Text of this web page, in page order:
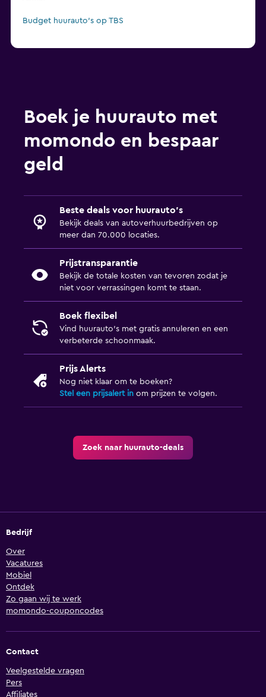
Budget huurauto's op TBS
Boek je huurauto met
momondo en bespaar
geld
Beste deals voor huurauto's
Bekijk deals van autoverhuurbedrijven op
meer dan 70.000 locaties.
Prijstransparantie
Bekijk de totale kosten van tevoren zodat je
niet voor verrassingen komt te staan.
Boek flexibel
Vind huurauto's met gratis annuleren en een
verbeterde schoonmaak.
Prijs Alerts
Nog niet klaar om te boeken?
Stel een prijsalert in om prijzen te volgen.
Zoek naar huurauto-deals
Bedrijf
Over
Vacatures
Mobiel
Ontdek
Zo gaan wij te werk
momondo-couponcodes
Contact
Veelgestelde vragen
Pers
Affiliates